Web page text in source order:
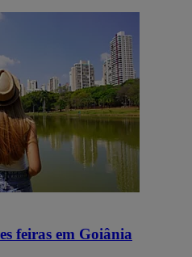
feiras em Goiânia